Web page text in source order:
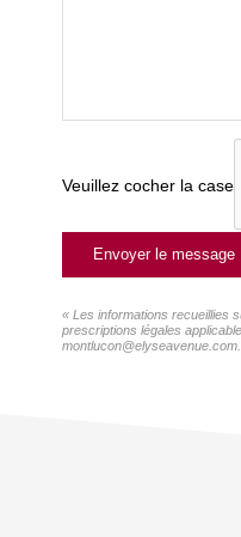
Veuillez cocher la case
Envoyer le message
« Les informations recueillies
prescriptions légales